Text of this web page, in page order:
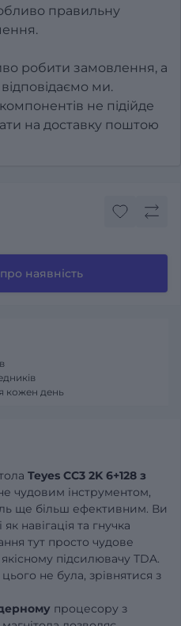
правильну
робити замовлення, а
ми.
не підійде
на доставку поштою
наявність
Teyes CC3 2K 6+128 з
чудовим інструментом,
ще більш ефективним. Ви
навігація та гнучка
тут просто чудове
якісному підсилювачу TDA.
не була, зрівнятися з
процесору з
кожен день